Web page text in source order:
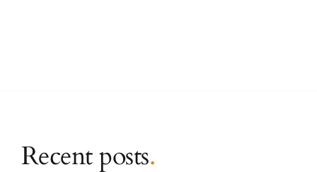
Recent posts.